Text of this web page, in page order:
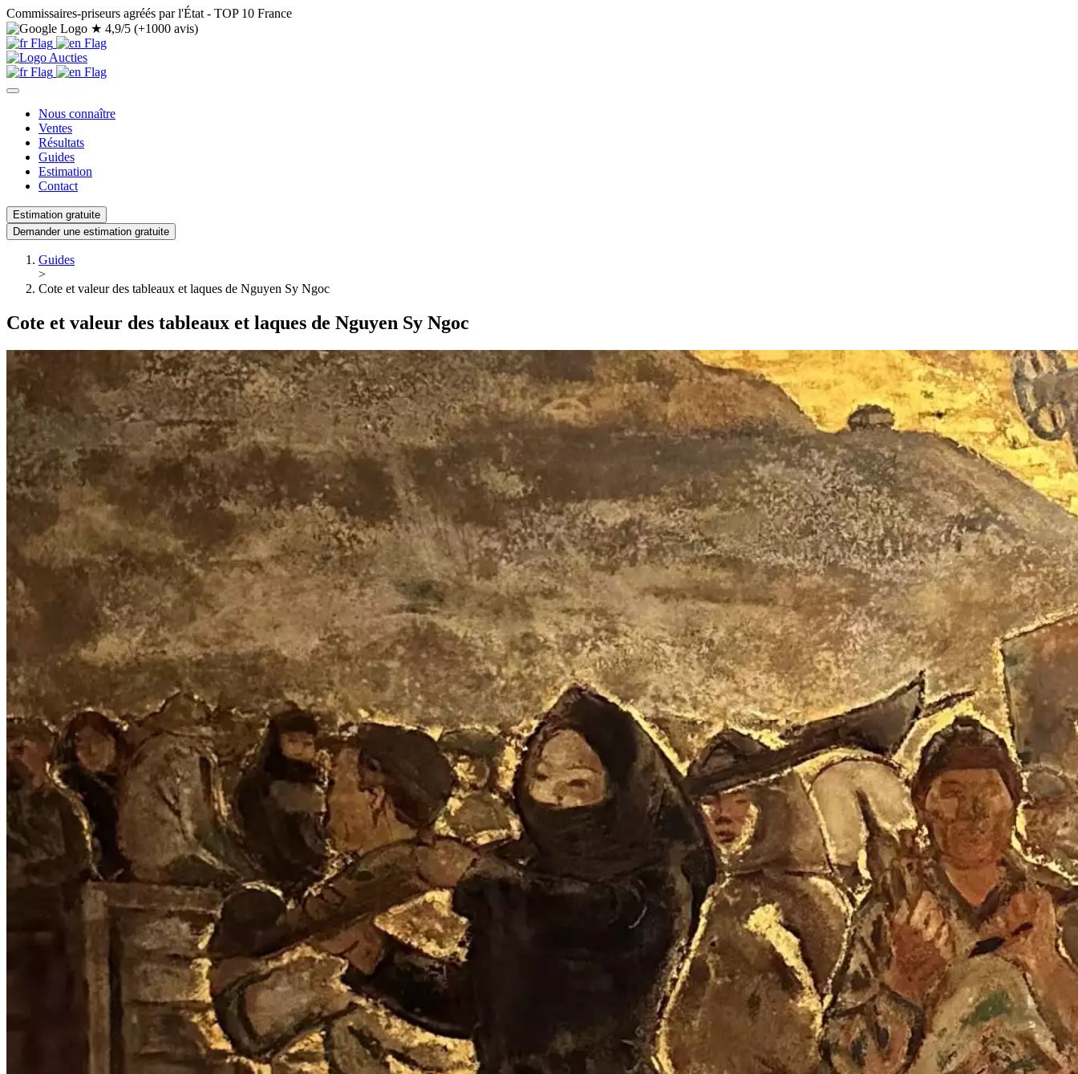
Commissaires-priseurs agréés par l'État - TOP 10 France
★ 4,9/5 (+1000 avis)
Nous connaître
Ventes
Résultats
Guides
Estimation
Contact
Estimation gratuite
Demander une estimation gratuite
Guides
>
Cote et valeur des tableaux et laques de Nguyen Sy Ngoc
Cote et valeur des tableaux et laques de Nguyen Sy Ngoc